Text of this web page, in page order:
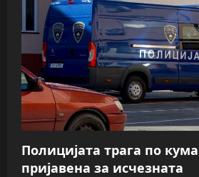
Полицијата трага пo
пријавена за исчезната